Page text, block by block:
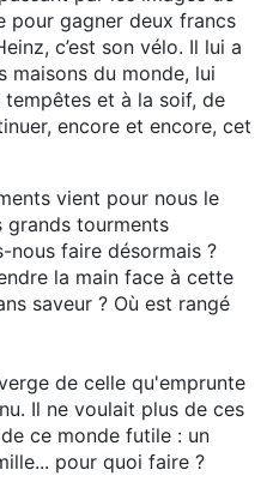
pour gagner deux francs
c’est son vélo. Il lui a
maisons du monde, lui
et à la soif, de
encore et encore, cet
vient pour nous le
grands tourments
nous faire désormais ?
la main face à cette
saveur ? Où est rangé
de celle qu'emprunte
Il ne voulait plus de ces
ce monde futile : un
pour quoi faire ?